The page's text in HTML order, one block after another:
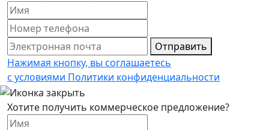
Отправить
Нажимая кнопку, вы соглашаетесь
с условиями Политики конфиденциальности
Хотите получить коммерческое предложение?